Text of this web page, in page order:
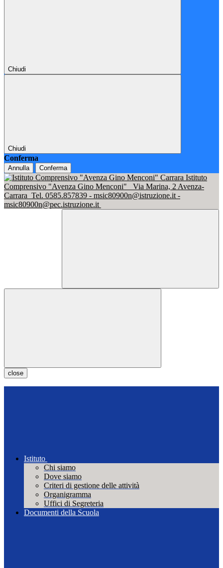
Chiudi
Chiudi
Conferma
Annulla Conferma
Istituto
Comprensivo "Avenza Gino Menconi"
Via Marina, 2 Avenza-
Carrara Tel. 0585.857839 - msic80900n@istruzione.it -
msic80900n@pec.istruzione.it
close
Istituto
Chi siamo
Dove siamo
Criteri di gestione delle attività
Organigramma
Uffici di Segreteria
Documenti della Scuola